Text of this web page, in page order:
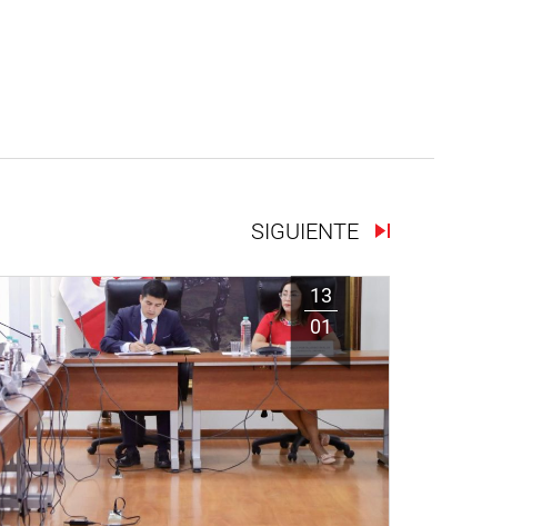
SIGUIENTE
13
01